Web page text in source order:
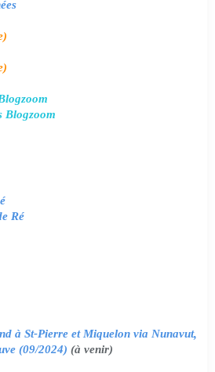
Blogzoom
Ré
à St-Pierre et Miquelon via Nunavut,
(09/2024) (à venir)